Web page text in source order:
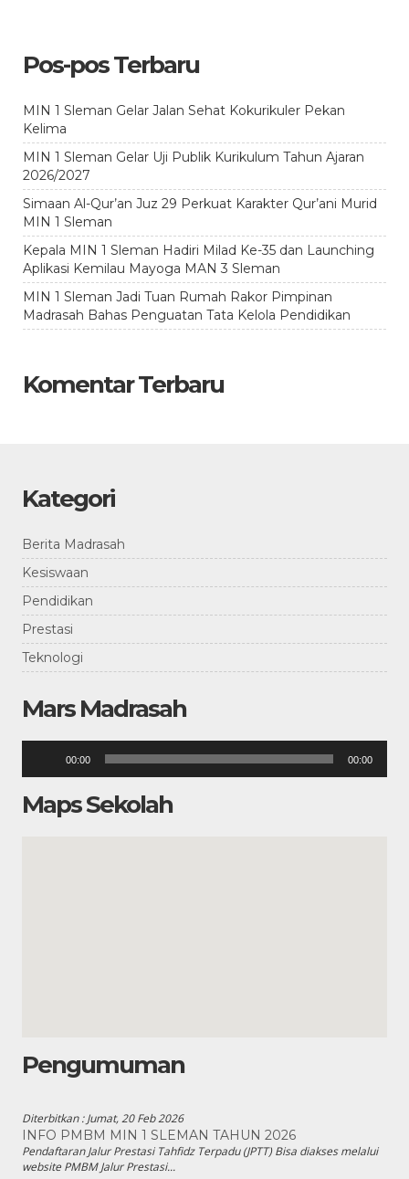
Pos-pos Terbaru
MIN 1 Sleman Gelar Jalan Sehat Kokurikuler Pekan
Kelima
MIN 1 Sleman Gelar Uji Publik Kurikulum Tahun Ajaran
2026/2027
Simaan Al-Qur’an Juz 29 Perkuat Karakter Qur’ani Murid
MIN 1 Sleman
Kepala MIN 1 Sleman Hadiri Milad Ke-35 dan Launching
Aplikasi Kemilau Mayoga MAN 3 Sleman
MIN 1 Sleman Jadi Tuan Rumah Rakor Pimpinan
Madrasah Bahas Penguatan Tata Kelola Pendidikan
Komentar Terbaru
Kategori
Berita Madrasah
Kesiswaan
Pendidikan
Prestasi
Teknologi
Mars Madrasah
00:00 00:00
Maps Sekolah
Pengumuman
Diterbitkan :Jumat, 20 Feb 2026
INFO PMBM MIN 1 SLEMAN TAHUN 2026
Pendaftaran Jalur Prestasi Tahfidz Terpadu (JPTT) Bisa diakses melalui
website PMBM Jalur Prestasi...